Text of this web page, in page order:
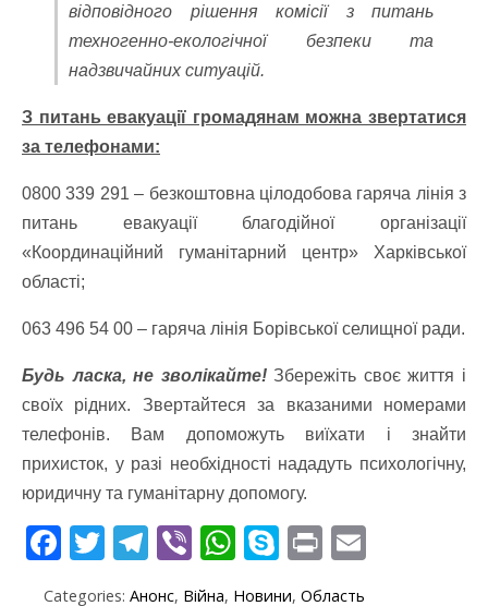
відповідного рішення комісії з питань
техногенно-екологічної безпеки та
надзвичайних ситуацій.
З питань евакуації громадянам можна звертатися
за телефонами:
0800 339 291 – безкоштовна цілодобова гаряча лінія з
питань евакуації благодійної організації
«Координаційний гуманітарний центр» Харківської
області;
063 496 54 00 – гаряча лінія Борівської селищної ради.
Будь ласка, не зволікайте!Збережіть своє життя і
своїх рідних. Звертайтеся за вказаними номерами
телефонів. Вам допоможуть виїхати і знайти
прихисток, у разі необхідності нададуть психологічну,
юридичну та гуманітарну допомогу.
F
ac
T
w
T
el
Vi
b
W
h
S
k
Pr
in
Categories: Анонс, Війна, Новини, Область